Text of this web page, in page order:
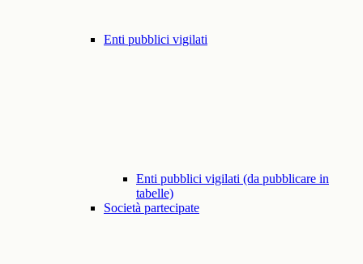
Enti pubblici vigilati
Enti pubblici vigilati (da pubblicare in
tabelle)
Società partecipate